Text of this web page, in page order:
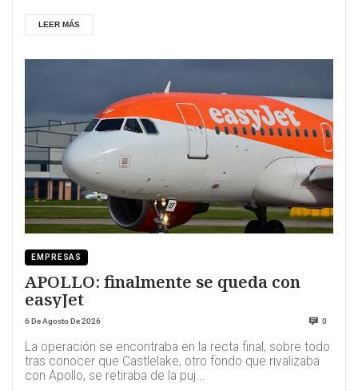
LEER MÁS
EMPRESAS
APOLLO: finalmente se queda con
easyJet
6 De Agosto De 2026 0
La operación se encontraba en la recta final, sobre todo
tras conocer que Castlelake, otro fondo que rivalizaba
con Apollo, se retiraba de la puj...